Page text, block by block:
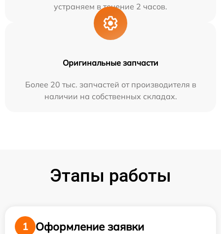
устраняем в течение 2 часов.
Оригинальные запчасти
Более 20 тыс. запчастей от производителя в
наличии на собственных складах.
Этапы работы
1
Оформление заявки